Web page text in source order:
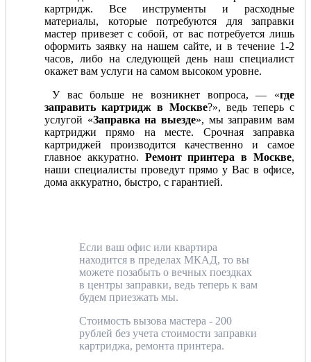
картридж. Все инструменты и расходные
материалы, которые потребуются для заправки
мастер привезет с собой, от вас потребуется лишь
оформить заявку на нашем сайте, и в течение 1-2
часов, либо на следующей день наш специалист
окажет вам услуги на самом высоком уровне.
У вас больше не возникнет вопроса, — «где
заправить картридж в Москве?», ведь теперь с
услугой «Заправка на выезде», мы заправим вам
картриджи прямо на месте. Срочная заправка
картриджей производится качественно и самое
главное аккуратно. Ремонт принтера в Москве,
наши специалисты проведут прямо у Вас в офисе,
дома аккуратно, быстро, с гарантией.
Если ваш офис или квартира
находится в пределах МКАД, то вы
можете позабыть о вечных поездках
в центры заправки, ведь теперь к вам
будем приезжать мы.
Стоимость вызова мастера - 200
рублей без учета стоимости заправки
картриджа, ремонта принтера.